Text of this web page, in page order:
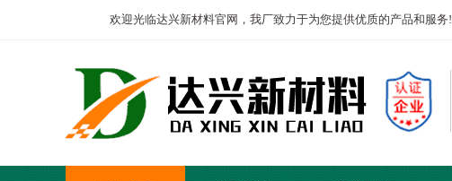
欢迎光临达兴新材料官网，我厂致力于为您提供优质的产品和服务!